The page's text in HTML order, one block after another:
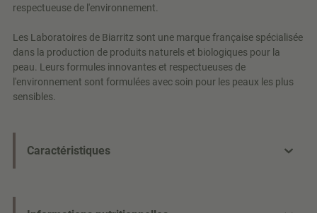
respectueuse de l'environnement.
Les Laboratoires de Biarritz sont une marque française spécialisée
dans la production de produits naturels et biologiques pour la
peau. Leurs formules innovantes et respectueuses de
l'environnement sont formulées avec soin pour les peaux les plus
sensibles.
Caractéristiques